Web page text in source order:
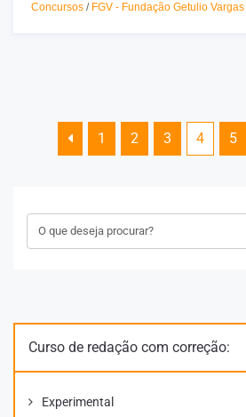
Concursos / FGV - Fundação Getulio Vargas
1 2 3 4 5
Curso de redação com correção:
Experimental